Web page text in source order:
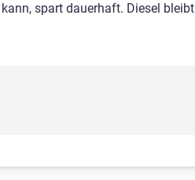
spart dauerhaft. Diesel bleibt